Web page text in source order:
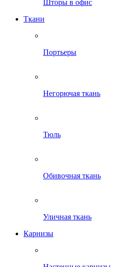
Шторы в офис
Ткани
Портьеры
Негорючая ткань
Тюль
Обивочная ткань
Уличная ткань
Карнизы